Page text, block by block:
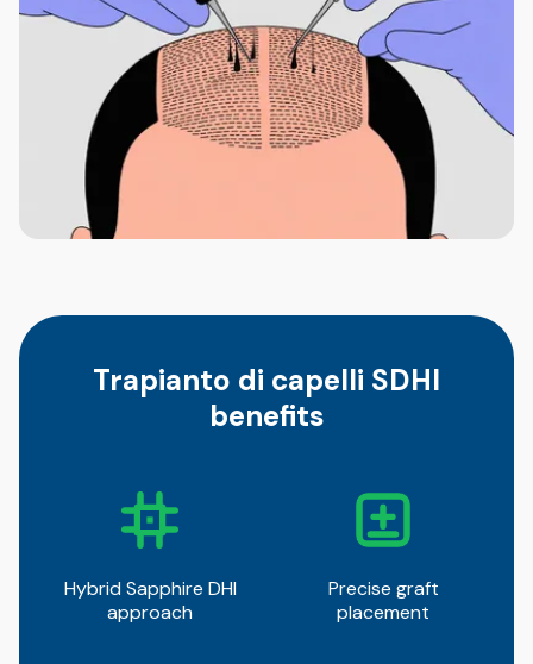
Trapianto di capelli SDHI
benefits
Hybrid Sapphire DHI
approach
Precise graft
placement